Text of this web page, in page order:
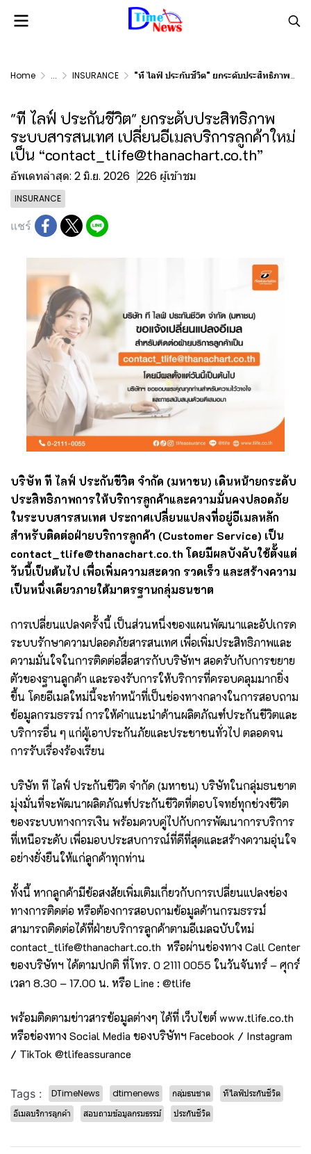
Home ... INSURANCE "ที ไลฟ์ ประกันชีวิต" ยกระดับประสิทธิภาพระบบสารสนเทศ เปลี่ยนอีเมลบริการลูกค้าใหม่ เป็น “contact_tlife@thanachart.co.th”
"ที ไลฟ์ ประกันชีวิต" ยกระดับประสิทธิภาพ
ระบบสารสนเทศ เปลี่ยนอีเมลบริการลูกค้าใหม่
เป็น “contact_tlife@thanachart.co.th”
อัพเดทล่าสุด: 2 มิ.ย. 2026 226 ผู้เข้าชม
INSURANCE
แชร์
บริษัท ที ไลฟ์ ประกันชีวิต จำกัด (มหาชน) เดินหน้ายกระดับ
ประสิทธิภาพการให้บริการลูกค้าและความมั่นคงปลอดภัย
ในระบบสารสนเทศ ประกาศเปลี่ยนแปลงที่อยู่อีเมลหลัก
สำหรับติดต่อฝ่ายบริการลูกค้า (Customer Service) เป็น
contact_tlife@thanachart.co.th โดยมีผลบังคับใช้ตั้งแต่
วันนี้เป็นต้นไป เพื่อเพิ่มความสะดวก รวดเร็ว และสร้างความ
เป็นหนึ่งเดียวภายใต้มาตรฐานกลุ่มธนชาต
การเปลี่ยนแปลงครั้งนี้ เป็นส่วนหนึ่งของแผนพัฒนาและอัปเกรด
ระบบรักษาความปลอดภัยสารสนเทศ เพื่อเพิ่มประสิทธิภาพและ
ความมั่นใจในการติดต่อสื่อสารกับบริษัทฯ สอดรับกับการขยาย
ตัวของฐานลูกค้า และรองรับการให้บริการที่ครอบคลุมมากยิ่ง
ขึ้น โดยอีเมลใหม่นี้จะทำหน้าที่เป็นช่องทางกลางในการสอบถาม
ข้อมูลกรมธรรม์ การให้คำแนะนำด้านผลิตภัณฑ์ประกันชีวิตและ
บริการอื่น ๆ แก่ผู้เอาประกันภัยและประชาชนทั่วไป ตลอดจน
การรับเรื่องร้องเรียน
บริษัท ที ไลฟ์ ประกันชีวิต จำกัด (มหาชน) บริษัทในกลุ่มธนชาต
มุ่งมั่นที่จะพัฒนาผลิตภัณฑ์ประกันชีวิตที่ตอบโจทย์ทุกช่วงชีวิต
ของระบบทางการเงิน พร้อมควบคู่ไปกับการพัฒนาการบริการ
ที่เหนือระดับ เพื่อมอบประสบการณ์ที่ดีที่สุดและสร้างความอุ่นใจ
อย่างยั่งยืนให้แก่ลูกค้าทุกท่าน
ทั้งนี้ หากลูกค้ามีข้อสงสัยเพิ่มเติมเกี่ยวกับการเปลี่ยนแปลงช่อง
ทางการติดต่อ หรือต้องการสอบถามข้อมูลด้านกรมธรรม์
สามารถติดต่อได้ที่ฝ่ายบริการลูกค้าตามอีเมลฉบับใหม่
contact_tlife@thanachart.co.th หรือผ่านช่องทาง Call Center
ของบริษัทฯ ได้ตามปกติ ที่โทร. 0 2111 0055 ในวันจันทร์ – ศุกร์
เวลา 8.30 – 17.00 น. หรือ Line : @tlife
พร้อมติดตามข่าวสารข้อมูลต่างๆ ได้ที่ เว็บไซต์www.tlife.co.th
หรือช่องทาง Social Media ของบริษัทฯ Facebook / Instagram
/ TikTok @tlifeassurance
Tags : DTimeNews dtimenews กลุ่มธนชาต
ทีไลฟ์ประกันชีวิต
อีเมลบริการลูกค้า
สอบถามข้อมูลกรมธรรม์ ประกันชีวิต